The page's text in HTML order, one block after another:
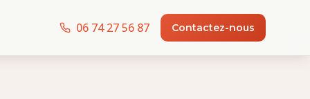
06 74 27 56 87 Contactez-nous